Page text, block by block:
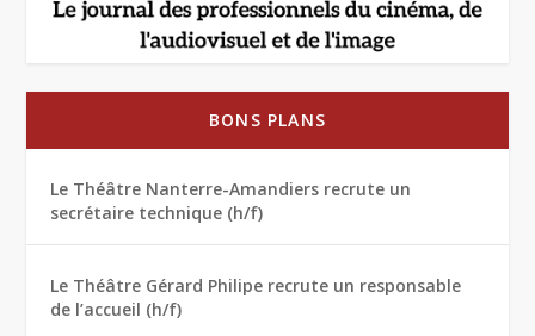
BONS PLANS
Le Théâtre Nanterre-Amandiers recrute un
secrétaire technique (h/f)
Le Théâtre Gérard Philipe recrute un responsable
de l’accueil (h/f)